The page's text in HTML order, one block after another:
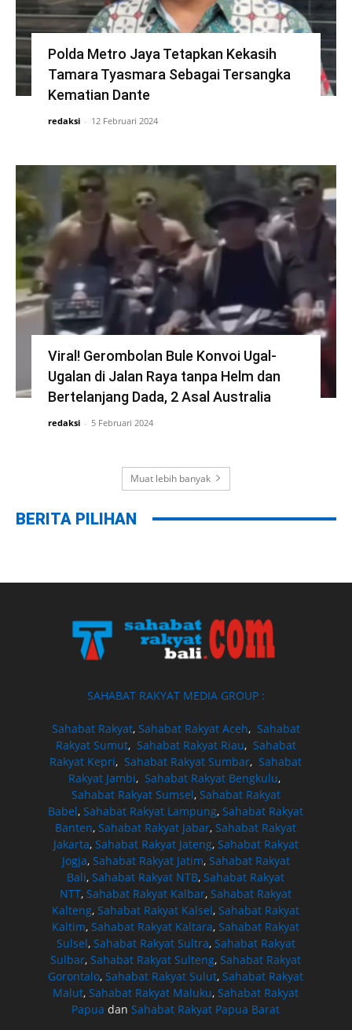
Polda Metro Jaya Tetapkan Kekasih
Tamara Tyasmara Sebagai Tersangka
Kematian Dante
redaksi - 12 Februari 2024
Viral! Gerombolan Bule Konvoi Ugal-
Ugalan di Jalan Raya tanpa Helm dan
Bertelanjang Dada, 2 Asal Australia
redaksi - 5 Februari 2024
Muat lebih banyak
BERITA PILIHAN
SAHABAT RAKYAT MEDIA GROUP :
Sahabat Rakyat, Sahabat Rakyat Aceh, Sahabat
Rakyat Sumut, Sahabat Rakyat Riau, Sahabat
Rakyat Kepri,Sahabat Rakyat Sumbar,Sahabat
Rakyat Jambi, Sahabat Rakyat Bengkulu,
Sahabat Rakyat Sumsel, Sahabat Rakyat
Babel,Sahabat Rakyat Lampung,Sahabat Rakyat
Banten,Sahabat Rakyat Jabar,Sahabat Rakyat
Jakarta, Sahabat Rakyat Jateng, Sahabat Rakyat
Jogja, Sahabat Rakyat Jatim, Sahabat Rakyat
Bali,Sahabat Rakyat NTB,Sahabat Rakyat
NTT,Sahabat Rakyat Kalbar,Sahabat Rakyat
Kalteng,Sahabat Rakyat Kalsel,Sahabat Rakyat
Kaltim,Sahabat Rakyat Kaltara,Sahabat Rakyat
Sulsel, Sahabat Rakyat Sultra, Sahabat Rakyat
Sulbar,Sahabat Rakyat Sulteng,Sahabat Rakyat
Gorontalo,Sahabat Rakyat Sulut,Sahabat Rakyat
Malut,Sahabat Rakyat Maluku,Sahabat Rakyat
Papua danSahabat Rakyat Papua Barat